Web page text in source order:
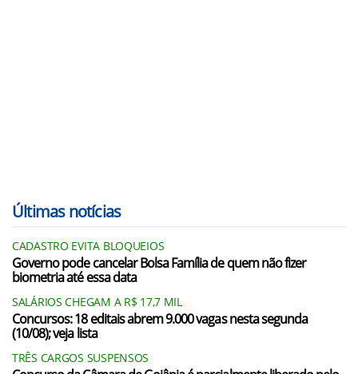
Últimas notícias
CADASTRO EVITA BLOQUEIOS
Governo pode cancelar Bolsa Família de quem não fizer
biometria até essa data
SALÁRIOS CHEGAM A R$ 17,7 MIL
Concursos: 18 editais abrem 9.000 vagas nesta segunda
(10/08); veja lista
TRÊS CARGOS SUSPENSOS